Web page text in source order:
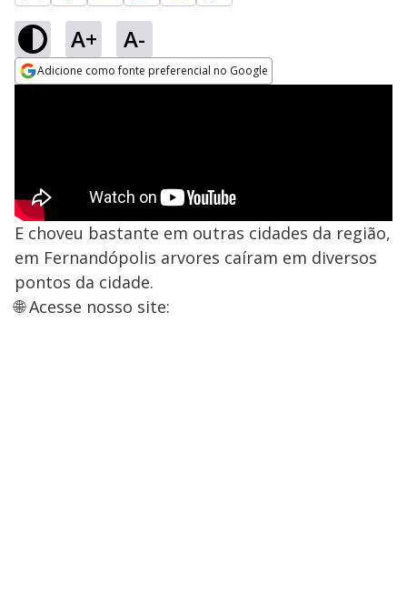
A+ A-
Adicione como fonte preferencial no Google
E choveu bastante em outras cidades da região,
em Fernandópolis arvores caíram em diversos
pontos da cidade.
🌐 Acesse nosso site: